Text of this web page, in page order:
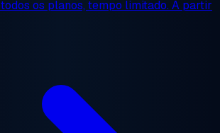
todos os planos, tempo limitado. A partir